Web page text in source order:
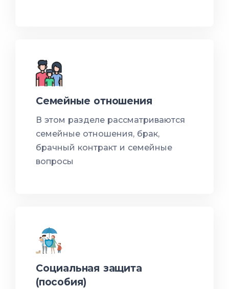
Семейные отношения
В этом разделе рассматриваются
семейные отношения, брак,
брачный контракт и семейные
вопросы
Социальная защита
(пособия)